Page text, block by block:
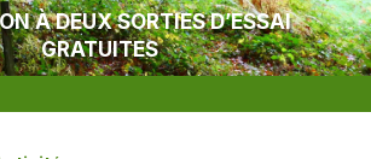
À DEUX SORTIES D’ESSAI
GRATUITES